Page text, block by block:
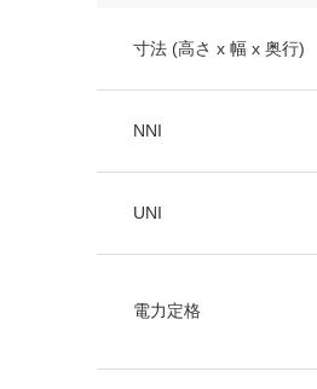
寸法 (高さ x 幅 x 奥行)
NNI
UNI
電力定格